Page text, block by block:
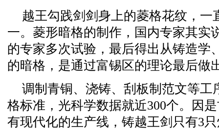
越王勾践剑剑身上的菱格花纹，一
一。菱形暗格的制作，国内专家其实
的专家多次试验，最后得出从铸造学
的暗格，是通过富锡区的理论最后做
调制青铜、浇铸、刮板制范文等工
格标准，光科学数据就近300个。因
有现代化的生产线，铸越王剑只有3